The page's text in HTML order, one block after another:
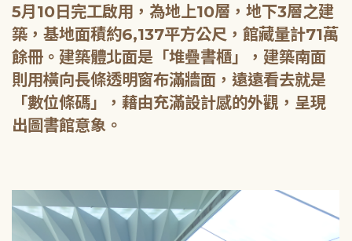
5月10日完工啟用，為地上10層，地下3層之建
築，基地面積約6,137平方公尺，館藏量計71萬
餘冊。建築體北面是「堆疊書櫃」，建築南面
則用橫向長條透明窗布滿牆面，遠遠看去就是
「數位條碼」，藉由充滿設計感的外觀，呈現
出圖書館意象。